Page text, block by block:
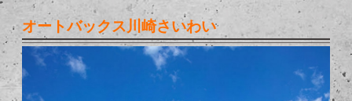
オートバックス川崎さいわい